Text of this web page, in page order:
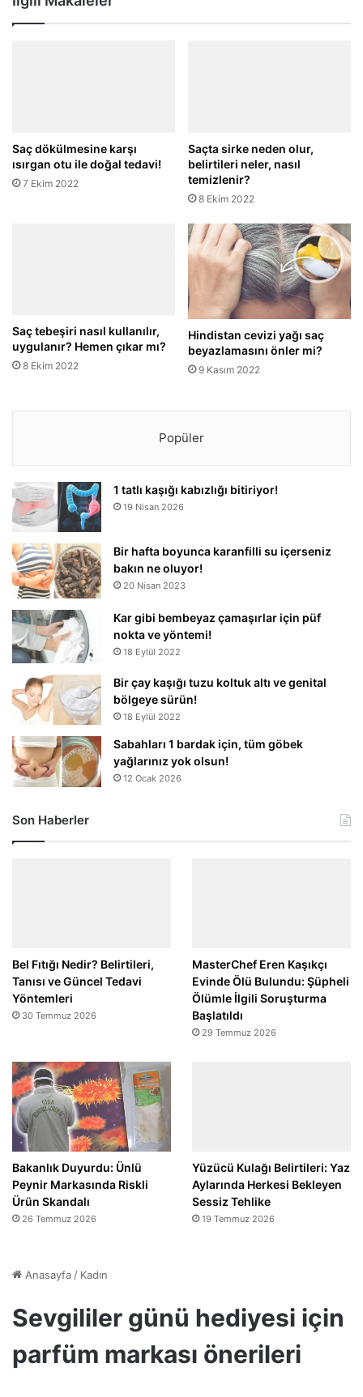
Saç dökülmesine karşı
ısırgan otu ile doğal tedavi!
7 Ekim 2022
Saçta sirke neden olur,
belirtileri neler, nasıl
temizlenir?
8 Ekim 2022
Saç tebeşiri nasıl kullanılır,
uygulanır? Hemen çıkar mı?
8 Ekim 2022
Hindistan cevizi yağı saç
beyazlamasını önler mi?
9 Kasım 2022
Popüler
1 tatlı kaşığı kabızlığı bitiriyor!
19 Nisan 2026
Bir hafta boyunca karanfilli su içerseniz
bakın ne oluyor!
20 Nisan 2023
Kar gibi bembeyaz çamaşırlar için püf
nokta ve yöntemi!
18 Eylül 2022
Bir çay kaşığı tuzu koltuk altı ve genital
bölgeye sürün!
18 Eylül 2022
Sabahları 1 bardak için, tüm göbek
yağlarınız yok olsun!
12 Ocak 2026
Son Haberler
Bel Fıtığı Nedir? Belirtileri,
Tanısı ve Güncel Tedavi
Yöntemleri
30 Temmuz 2026
MasterChef Eren Kaşıkçı
Evinde Ölü Bulundu: Şüpheli
Ölümle İlgili Soruşturma
Başlatıldı
29 Temmuz 2026
Bakanlık Duyurdu: Ünlü
Peynir Markasında Riskli
Ürün Skandalı
26 Temmuz 2026
Yüzücü Kulağı Belirtileri: Yaz
Aylarında Herkesi Bekleyen
Sessiz Tehlike
19 Temmuz 2026